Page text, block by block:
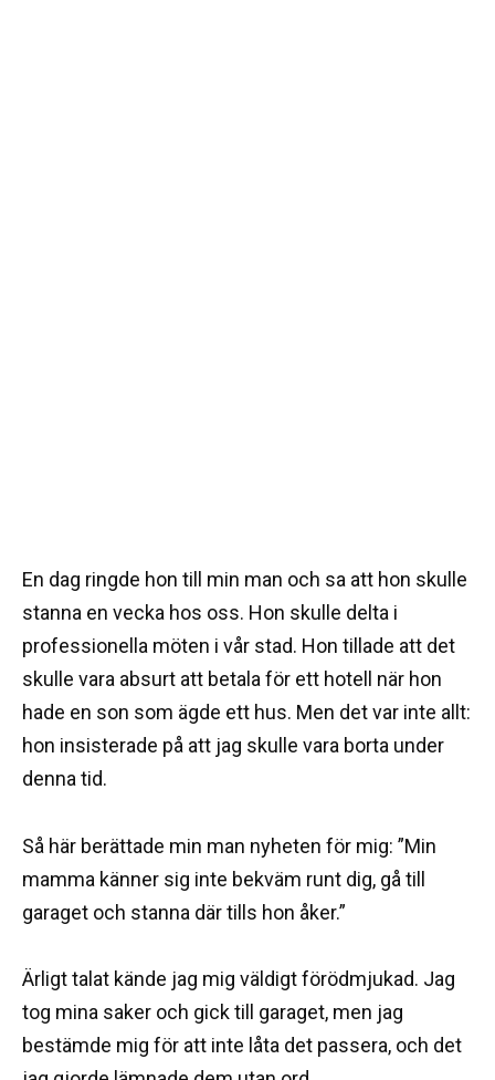
En dag ringde hon till min man och sa att hon skulle
stanna en vecka hos oss. Hon skulle delta i
professionella möten i vår stad. Hon tillade att det
skulle vara absurt att betala för ett hotell när hon
hade en son som ägde ett hus. Men det var inte allt:
hon insisterade på att jag skulle vara borta under
denna tid.
Så här berättade min man nyheten för mig: ”Min
mamma känner sig inte bekväm runt dig, gå till
garaget och stanna där tills hon åker.”
Ärligt talat kände jag mig väldigt förödmjukad. Jag
tog mina saker och gick till garaget, men jag
bestämde mig för att inte låta det passera, och det